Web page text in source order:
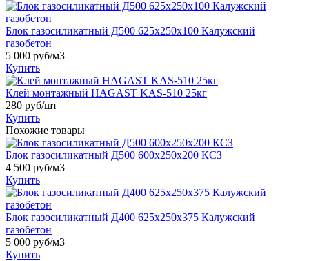
Блок газосиликатный Д500 625х250х100 Калужский
газобетон
5 000 руб/м3
Купить
Клей монтажный HAGAST KAS-510 25кг
280 руб/шт
Купить
Похожие товары
Блок газосиликатный Д500 600х250х200 КСЗ
4 500 руб/м3
Купить
Блок газосиликатный Д400 625х250х375 Калужский
газобетон
5 000 руб/м3
Купить